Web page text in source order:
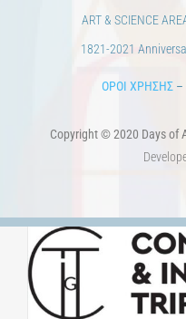
ART & SCIENCE
1821-2021
ΟΡΟΙ ΧΡΗΣΗΣ–
Copyright © 2020 Days of